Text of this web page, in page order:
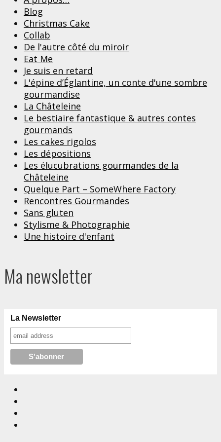
Blog
Christmas Cake
Collab
De l'autre côté du miroir
Eat Me
Je suis en retard
L'épine d’Églantine, un conte d'une sombre
gourmandise
La Châteleine
Le bestiaire fantastique & autres contes
gourmands
Les cakes rigolos
Les dépositions
Les élucubrations gourmandes de la
Châteleine
Quelque Part – SomeWhere Factory
Rencontres Gourmandes
Sans gluten
Stylisme & Photographie
Une histoire d'enfant
Ma newsletter
La Newsletter